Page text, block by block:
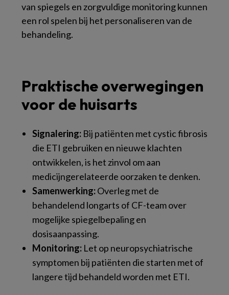
van spiegels en zorgvuldige monitoring kunnen
een rol spelen bij het personaliseren van de
behandeling.
Praktische overwegingen
voor de huisarts
Signalering: Bij patiënten met cystic fibrosis
die ETI gebruiken en nieuwe klachten
ontwikkelen, is het zinvol om aan
medicijngerelateerde oorzaken te denken.
Samenwerking:Overleg met de
behandelend longarts of CF-team over
mogelijke spiegelbepaling en
dosisaanpassing.
Monitoring: Let op neuropsychiatrische
symptomen bij patiënten die starten met of
langere tijd behandeld worden met ETI.